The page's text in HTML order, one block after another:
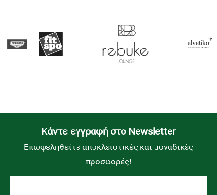
Kάντε εγγραφή στο Newsletter
Επωφεληθείτε αποκλειστικές και μοναδικές
προσφορές!